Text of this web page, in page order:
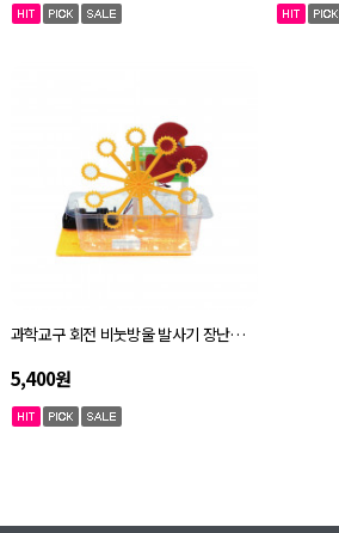
과학교구 회전 비눗방울 발사기 장난감 오토마타 키트 자체설명서
5,400원